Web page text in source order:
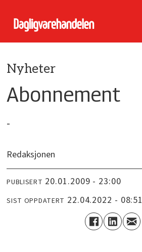
Nyheter
Abonnement
-
Redaksjonen
PUBLISERT 20.01.2009 - 23:00
SIST OPPDATERT 22.04.2022 - 08:51